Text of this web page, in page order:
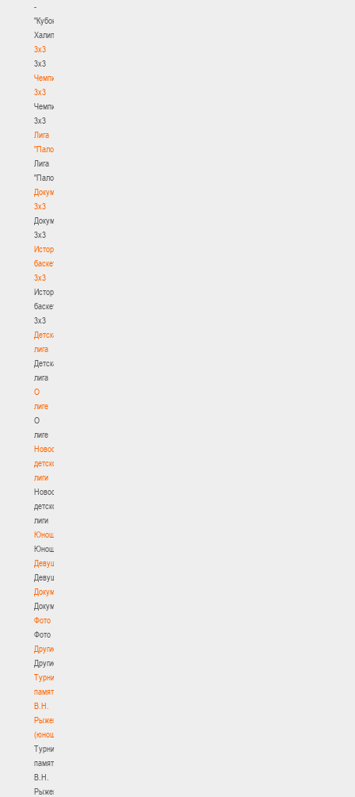
-
"Кубок
Халипского"
3x3
3x3
Чемпионат
3х3
Чемпионат
3х3
Лига
"Палова"
Лига
"Палова"
Документы
3х3
Документы
3х3
История
баскетбола
3х3
История
баскетбола
3х3
Детская
лига
Детская
лига
О
лиге
О
лиге
Новости
детской
лиги
Новости
детской
лиги
Юноши
Юноши
Девушки
Девушки
Документы
Документы
Фото
Фото
Другие
Другие
Турнир
памяти
В.Н.
Рыженкова
(юноши)
Турнир
памяти
В.Н.
Рыженкова